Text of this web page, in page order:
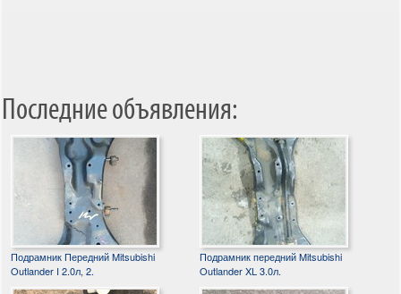
Последние объявления:
Подрамник Передний Mitsubishi
Outlander I 2.0л, 2.
Подрамник передний Mitsubishi
Outlander XL 3.0л.